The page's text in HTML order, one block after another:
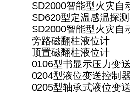
SD2000智能型火灾自
SD620型定温感温探
SD2000智能型火灾自
旁路磁翻柱液位计
顶置磁翻柱液位计
0106型书显示压力变
0204型液位变送控制
0205型轴承式液位变